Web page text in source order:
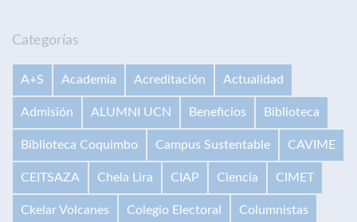
Categorías
A+S Academia Acreditación Actualidad
Admisión ALUMNI UCN Beneficios Biblioteca
Biblioteca Coquimbo Campus Sustentable CAVIME
CEITSAZA Chela Lira CIAP Ciencia CIMET
Ckelar Volcanes Colegio Electoral Columnistas